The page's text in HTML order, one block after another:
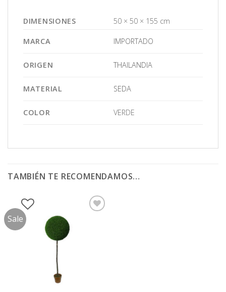
DIMENSIONES 50 × 50 × 155 cm
MARCA IMPORTADO
ORIGEN THAILANDIA
MATERIAL SEDA
COLOR VERDE
TAMBIÉN TE RECOMENDAMOS…
Sale